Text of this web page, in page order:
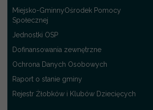
Miejsko-GminnyOśrodek Pomocy
Społecznej
Jednostki OSP
Dofinansowania zewnętrzne
Ochrona Danych Osobowych
Raport o stanie gminy
Rejestr Żłobków i Klubów Dziecięcych